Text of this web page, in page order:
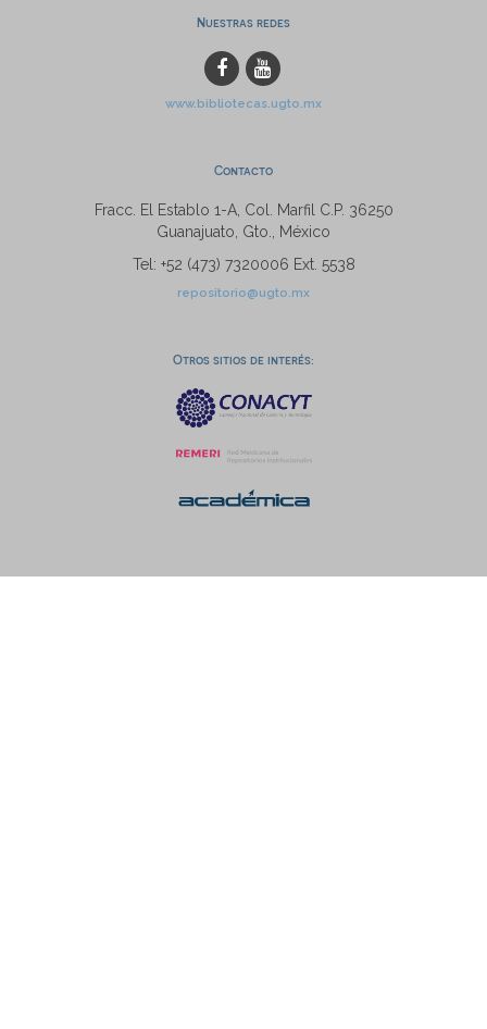
Nuestras redes
www.bibliotecas.ugto.mx
Contacto
Fracc. El Establo 1-A, Col. Marfil C.P. 36250
Guanajuato, Gto., México
Tel: +52 (473) 7320006 Ext. 5538
repositorio@ugto.mx
Otros sitios de interés: